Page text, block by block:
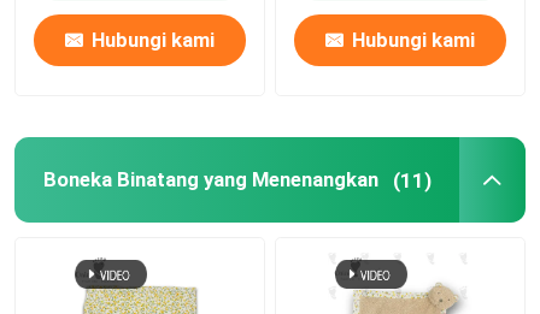
Hubungi kami Hubungi kami
Boneka Binatang yang Menenangkan (11)